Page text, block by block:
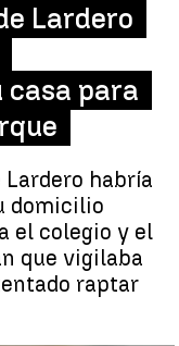
Lardero
para
habría
domicilio
el colegio y el
que vigilaba
raptar